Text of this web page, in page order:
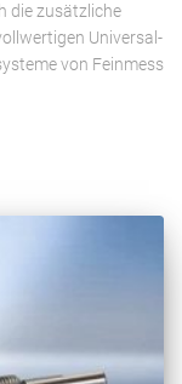
die zusätzliche
Universal-
von Feinmess